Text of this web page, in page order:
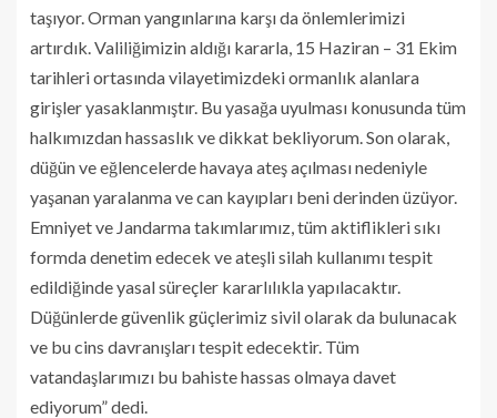
taşıyor. Orman yangınlarına karşı da önlemlerimizi
artırdık. Valiliğimizin aldığı kararla, 15 Haziran – 31 Ekim
tarihleri ortasında vilayetimizdeki ormanlık alanlara
girişler yasaklanmıştır. Bu yasağa uyulması konusunda tüm
halkımızdan hassaslık ve dikkat bekliyorum. Son olarak,
düğün ve eğlencelerde havaya ateş açılması nedeniyle
yaşanan yaralanma ve can kayıpları beni derinden üzüyor.
Emniyet ve Jandarma takımlarımız, tüm aktiflikleri sıkı
formda denetim edecek ve ateşli silah kullanımı tespit
edildiğinde yasal süreçler kararlılıkla yapılacaktır.
Düğünlerde güvenlik güçlerimiz sivil olarak da bulunacak
ve bu cins davranışları tespit edecektir. Tüm
vatandaşlarımızı bu bahiste hassas olmaya davet
ediyorum” dedi.